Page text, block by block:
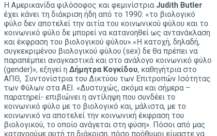
Η Αμερικανίδα φιλόσοφος και φεμινίστρια Judith Butler
έχει κάνει τη διάκριση ήδη από το 1990: «το βιολογικό
φύλο δεν αποτελεί την αιτία του κοινωνικού φύλου και το
κοινωνικό φύλο δε μπορεί να κατανοηθεί ως αντανάκλαση
και έκφραση του βιολογικού φύλου».«Η κατοχή, δηλαδή,
συγκεκριμένου βιολογικού φύλου (sex) δε θα πρέπει να
παραπέμπει αναγκαστικά και στο ανάλογο κοινωνικό φύλο
(gender)», εξηγεί η Δήμητρα Κογκίδου, καθηγήτρια στο
ΑΠΘ, Συντονίστρια του Δικτύου των Επιτροπών Ισότητας
των Φύλων στα ΑΕΙ. «Δυστυχώς, ακόμα και σήμερα –
παρατηρεί- επιβιώνει η αντίληψη που συνδέει το
κοινωνικό φύλο με το βιολογικό και, μάλιστα, με το
κοινωνικό να αποτελεί την κοινωνική έκφραση του
βιολογικού, το οποίο ανάγεται στη φύση». Πόσοι από μας
κατανοούμε αυτή τη διάκριση, πόσο πρόθυμοι είμαστε να